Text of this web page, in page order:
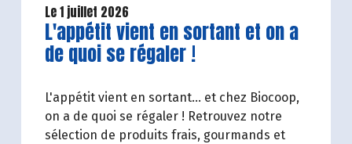
Biocoop dans l’objectif de rendre accessible
et désirable une bio exigeante.
Le 1 juillet 2026
Lire la suite de l'article
L'appétit vient en sortant et on a
de quoi se régaler !
L'appétit vient en sortant... et chez Biocoop,
on a de quoi se régaler ! Retrouvez notre
sélection de produits frais, gourmands et